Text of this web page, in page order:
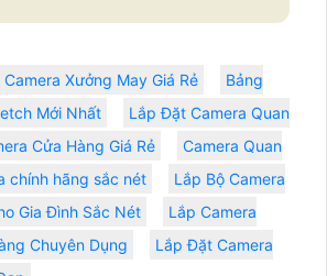
Camera Xưởng May Giá Rẻ
Bảng
Mới Nhất
Lắp Đặt Camera Quan
Cửa Hàng Giá Rẻ
Camera Quan
chính hãng sắc nét
Lắp Bộ Camera
Gia Đình Sắc Nét
Lắp Camera
Chuyên Dụng
Lắp Đặt Camera